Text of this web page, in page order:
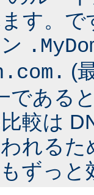
す。
(
である
較は
れる
ずっと